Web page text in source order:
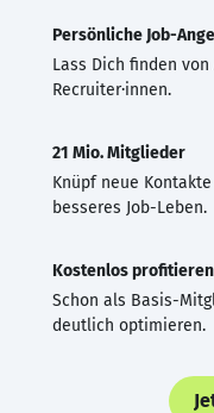
Persönliche Job-
Lass Dich finden
Recruiter·innen.
21 Mio. Mitglieder
Knüpf neue
besseres Job-Leben.
Kostenlos profitieren
Schon als Basis-
deutlich optimieren.